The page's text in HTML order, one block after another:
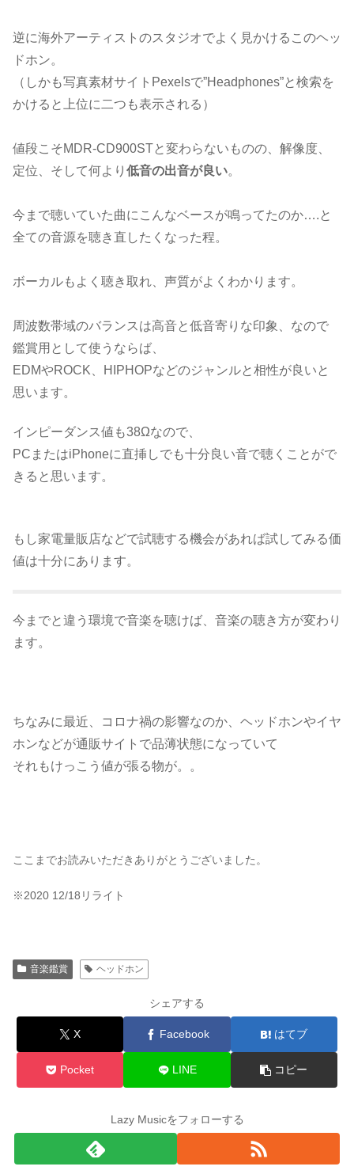
逆に海外アーティストのスタジオでよく見かけるこのヘッ
ドホン。
（しかも写真素材サイトPexelsで”Headphones”と検索を
かけると上位に二つも表示される）
値段こそMDR-CD900STと変わらないものの、解像度、
定位、そして何より 低音の出音が良い。
今まで聴いていた曲にこんなベースが鳴ってたのか….と
全ての音源を聴き直したくなった程。
ボーカルもよく聴き取れ、声質がよくわかります。
周波数帯域のバランスは高音と低音寄りな印象、なので
鑑賞用として使うならば、
EDMやROCK、HIPHOPなどのジャンルと相性が良いと
思います。
インピーダンス値も38Ωなので、
PCまたはiPhoneに直挿しでも十分良い音で聴くことがで
きると思います。
もし家電量販店などで試聴する機会があれば試してみる価
値は十分にあります。
今までと違う環境で音楽を聴けば、音楽の聴き方が変わり
ます。
ちなみに最近、コロナ禍の影響なのか、ヘッドホンやイヤ
ホンなどが通販サイトで品薄状態になっていて
それもけっこう値が張る物が。。
ここまでお読みいただきありがとうございました。
※2020 12/18リライト
音楽鑑賞 ヘッドホン
シェアする
X Facebook はてブ
Pocket LINE コピー
Lazy Musicをフォローする